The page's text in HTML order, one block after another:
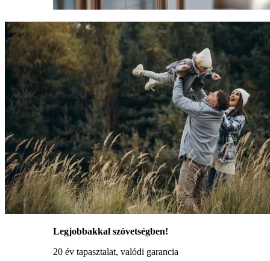
Legjobbakkal szövetségben!
20 év tapasztalat, valódi garancia